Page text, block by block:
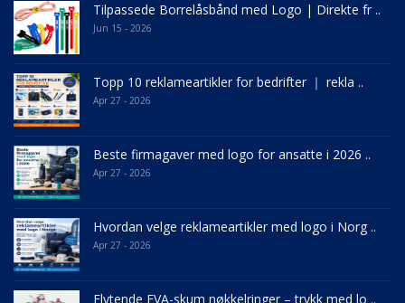
Tilpassede Borrelåsbånd med Logo | Direkte fr ..
Jun 15 - 2026
Topp 10 reklameartikler for bedrifter ｜ rekla ..
Apr 27 - 2026
Beste firmagaver med logo for ansatte i 2026 ..
Apr 27 - 2026
Hvordan velge reklameartikler med logo i Norg ..
Apr 27 - 2026
Flytende EVA-skum nøkkelringer – trykk med lo ..